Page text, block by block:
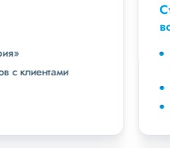
страхование
000 000 рублей
ведущие страховые
собственная служба